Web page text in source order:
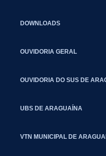
DOWNLOADS
OUVIDORIA GERAL
OUVIDORIA DO SUS DE
UBS DE ARAGUAÍNA
VTN MUNICIPAL DE